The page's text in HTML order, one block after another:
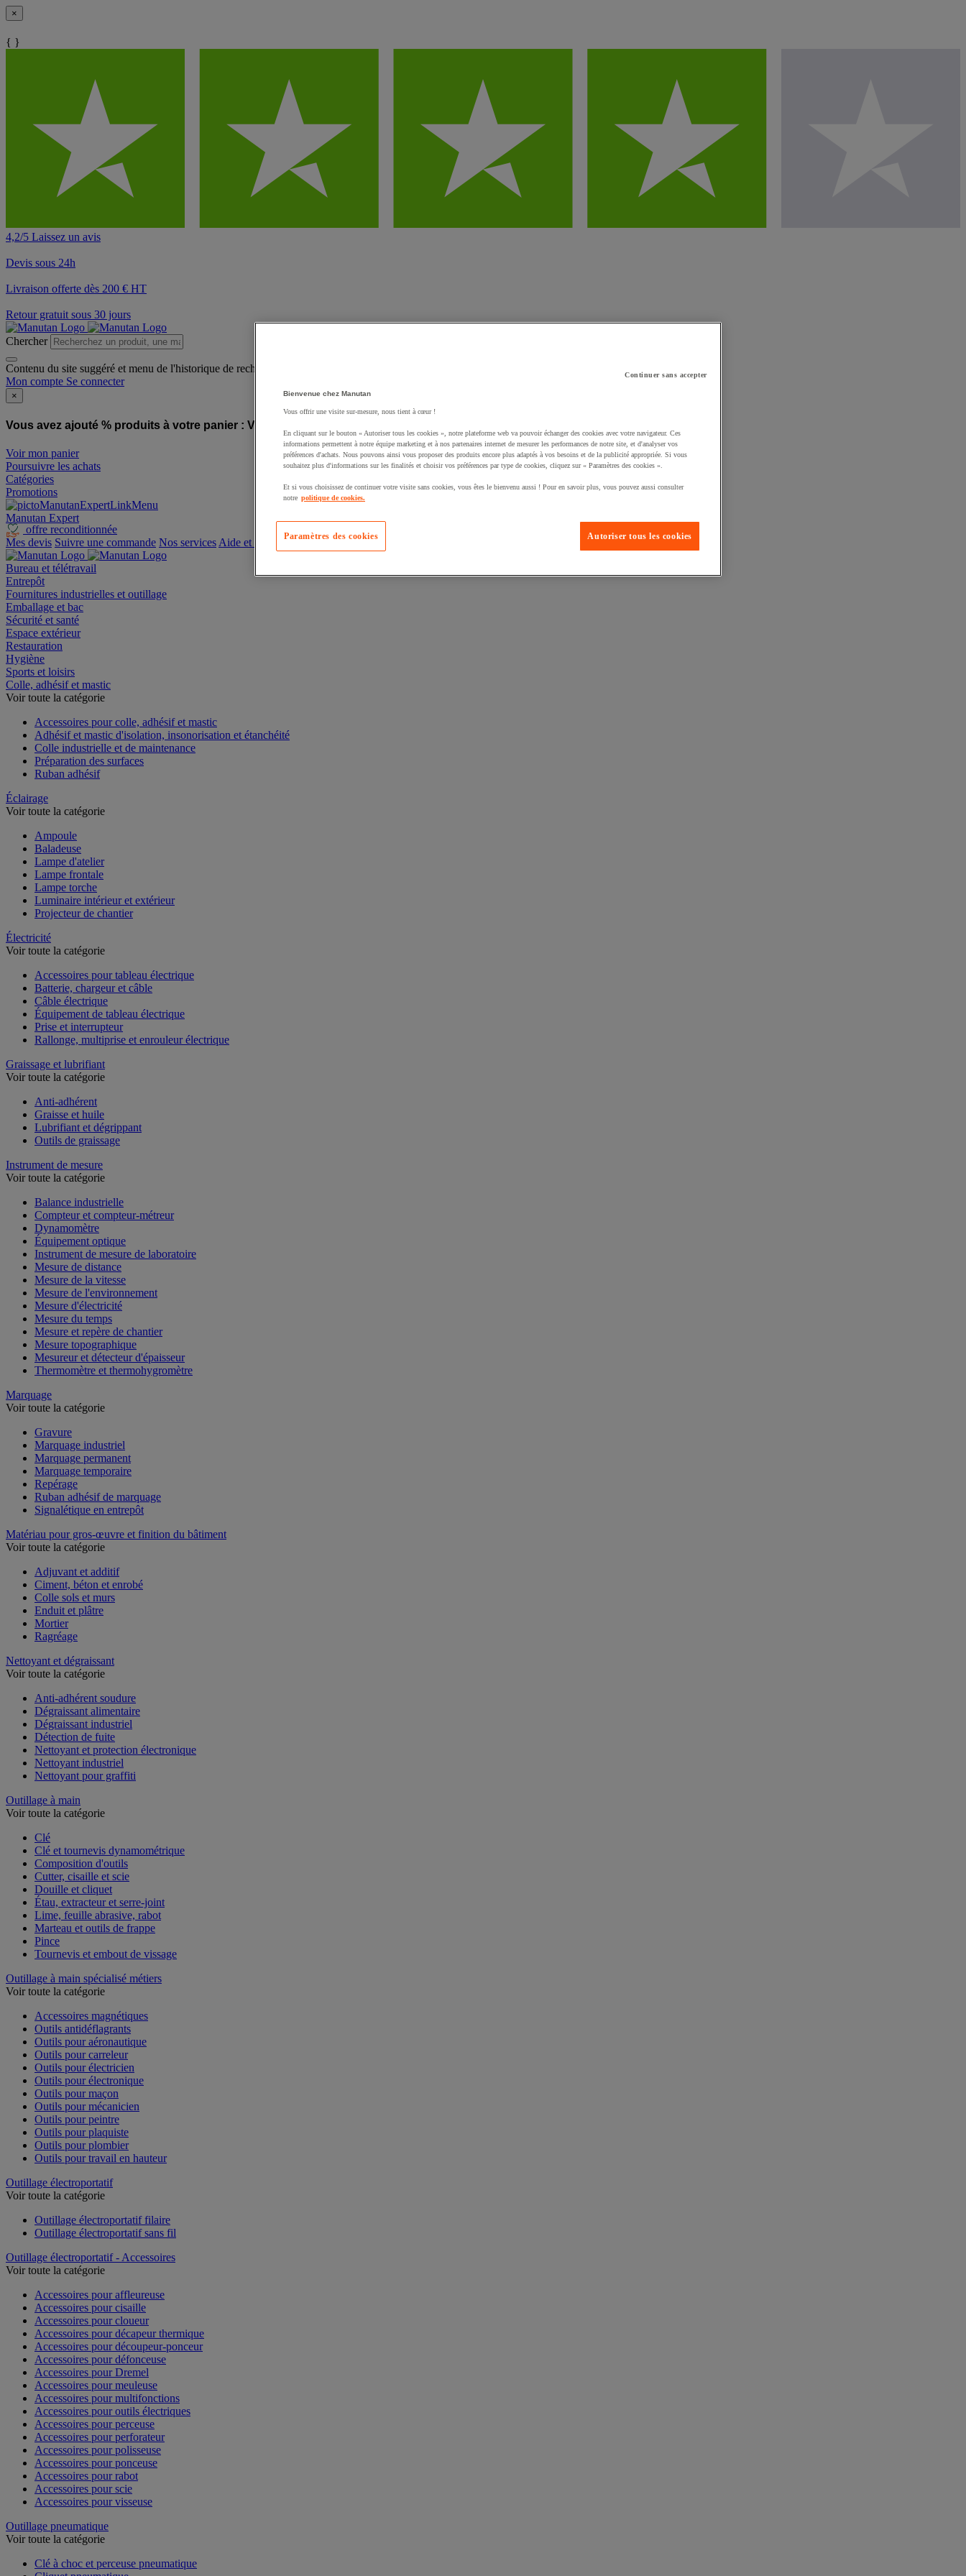
×
{ }
4,2/5 Laissez un avis
Devis sous 24h
Livraison offerte dès 200 € HT
Retour gratuit sous 30 jours
Chercher
Contenu du site suggéré et menu de l'historique de recherche
Mon compte Se connecter
×
Vous avez ajouté % produits à votre panier : Vous avez ajouté un produit à votre panier :
Voir mon panier
Poursuivre les achats
Catégories
Promotions
Manutan Expert
offre reconditionnée
Mes devis Suivre une commande Nos services Aide et contact
Bureau et télétravail
Entrepôt
Fournitures industrielles et outillage
Emballage et bac
Sécurité et santé
Espace extérieur
Restauration
Hygiène
Sports et loisirs
Colle, adhésif et mastic
Voir toute la catégorie
Accessoires pour colle, adhésif et mastic
Adhésif et mastic d'isolation, insonorisation et étanchéité
Colle industrielle et de maintenance
Préparation des surfaces
Ruban adhésif
Éclairage
Voir toute la catégorie
Ampoule
Baladeuse
Lampe d'atelier
Lampe frontale
Lampe torche
Luminaire intérieur et extérieur
Projecteur de chantier
Électricité
Voir toute la catégorie
Accessoires pour tableau électrique
Batterie, chargeur et câble
Câble électrique
Équipement de tableau électrique
Prise et interrupteur
Rallonge, multiprise et enrouleur électrique
Graissage et lubrifiant
Voir toute la catégorie
Anti-adhérent
Graisse et huile
Lubrifiant et dégrippant
Outils de graissage
Instrument de mesure
Voir toute la catégorie
Balance industrielle
Compteur et compteur-métreur
Dynamomètre
Équipement optique
Instrument de mesure de laboratoire
Mesure de distance
Mesure de la vitesse
Mesure de l'environnement
Mesure d'électricité
Mesure du temps
Mesure et repère de chantier
Mesure topographique
Mesureur et détecteur d'épaisseur
Thermomètre et thermohygromètre
Marquage
Voir toute la catégorie
Gravure
Marquage industriel
Marquage permanent
Marquage temporaire
Repérage
Ruban adhésif de marquage
Signalétique en entrepôt
Matériau pour gros-œuvre et finition du bâtiment
Voir toute la catégorie
Adjuvant et additif
Ciment, béton et enrobé
Colle sols et murs
Enduit et plâtre
Mortier
Ragréage
Nettoyant et dégraissant
Voir toute la catégorie
Anti-adhérent soudure
Dégraissant alimentaire
Dégraissant industriel
Détection de fuite
Nettoyant et protection électronique
Nettoyant industriel
Nettoyant pour graffiti
Outillage à main
Voir toute la catégorie
Clé
Clé et tournevis dynamométrique
Composition d'outils
Cutter, cisaille et scie
Douille et cliquet
Étau, extracteur et serre-joint
Lime, feuille abrasive, rabot
Marteau et outils de frappe
Pince
Tournevis et embout de vissage
Outillage à main spécialisé métiers
Voir toute la catégorie
Accessoires magnétiques
Outils antidéflagrants
Outils pour aéronautique
Outils pour carreleur
Outils pour électricien
Outils pour électronique
Outils pour maçon
Outils pour mécanicien
Outils pour peintre
Outils pour plaquiste
Outils pour plombier
Outils pour travail en hauteur
Outillage électroportatif
Voir toute la catégorie
Outillage électroportatif filaire
Outillage électroportatif sans fil
Outillage électroportatif - Accessoires
Voir toute la catégorie
Accessoires pour affleureuse
Accessoires pour cisaille
Accessoires pour cloueur
Accessoires pour décapeur thermique
Accessoires pour découpeur-ponceur
Accessoires pour défonceuse
Accessoires pour Dremel
Accessoires pour meuleuse
Accessoires pour multifonctions
Accessoires pour outils électriques
Accessoires pour perceuse
Accessoires pour perforateur
Accessoires pour polisseuse
Accessoires pour ponceuse
Accessoires pour rabot
Accessoires pour scie
Accessoires pour visseuse
Outillage pneumatique
Voir toute la catégorie
Clé à choc et perceuse pneumatique
Continuer sans accepter
Bienvenue chez Manutan
Vous offrir une visite sur-mesure, nous tient à cœur !
En cliquant sur le bouton « Autoriser tous les cookies », notre plateforme web va pouvoir échanger des cookies avec votre navigateur. Ces
informations permettent à notre équipe marketing et à nos partenaires internet de mesurer les performances de notre site, et d'analyser vos
préférences d'achats. Nous pouvons ainsi vous proposer des produits encore plus adaptés à vos besoins et de la publicité appropriée. Si vous
souhaitez plus d'informations sur les finalités et choisir vos préférences par type de cookies, cliquez sur « Paramètres des cookies ».
Et si vous choisissez de continuer votre visite sans cookies, vous êtes le bienvenu aussi ! Pour en savoir plus, vous pouvez aussi consulter
notre politique de cookies.
Autoriser tous les cookies
Paramètres des cookies